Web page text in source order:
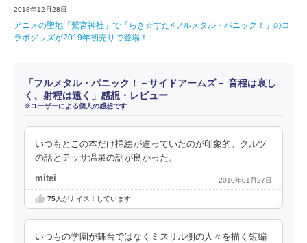
2018年12月28日
アニメの聖地「鷲宮神社」で「らき☆すた×フルメタル・パニック！」のコ
ラボグッズが2019年初売りで登場！
「フルメタル・パニック！－サイドアームズ－ 音程は哀し
く、射程は遠く」感想・レビュー
※ユーザーによる個人の感想です
いつもとこの本だけ挿絵が違っていたのが印象的。クルツ
の話とテッサ温泉の話が良かった。
mitei 2010年01月27日
75人がナイス！しています
いつもの学園が舞台ではなくミスリル側の人々を描く短編